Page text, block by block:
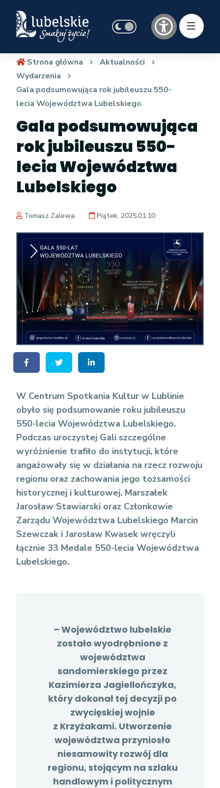
Strona główna
Aktualności
Wydarzenia
Gala podsumowująca rok jubileuszu 550-
lecia Województwa Lubelskiego
Gala podsumowująca
rok jubileuszu 550-
lecia Województwa
Lubelskiego
Tomasz Zalewa Piątek, 2025.01.10
W Centrum Spotkania Kultur w Lublinie
obyło się podsumowanie roku jubileuszu
550-lecia Województwa Lubelskiego.
Podczas uroczystej Gali szczególne
wyróżnienie trafiło do instytucji, które
angażowały się w działania na rzecz rozwoju
regionu oraz zachowania jego tożsamości
historycznej i kulturowej. Marszałek
Jarosław Stawiarski oraz Członkowie
Zarządu Województwa Lubelskiego Marcin
Szewczak i Jarosław Kwasek wręczyli
łącznie 33 Medale 550-lecia Województwa
Lubelskiego.
– Województwo lubelskie
zostało wyodrębnione z
województwa
sandomierskiego przez
Kazimierza Jagiellończyka,
który dokonał tej decyzji po
zwycięskiej wojnie
z Krzyżakami. Utworzenie
województwa przyniosło
niesamowity rozwój dla
regionu, stojącym na szlaku
handlowym i politycznym